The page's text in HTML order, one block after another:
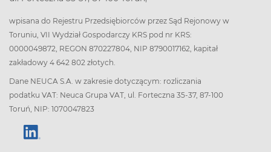
wpisana do Rejestru Przedsiębiorców przez Sąd Rejonowy w
Toruniu, VII Wydział Gospodarczy KRS pod nr KRS:
0000049872, REGON 870227804, NIP 8790017162, kapitał
zakładowy 4 642 802 złotych.
Dane NEUCA S.A. w zakresie dotyczącym: rozliczania
podatku VAT: Neuca Grupa VAT, ul. Forteczna 35-37, 87-100
Toruń, NIP: 1070047823